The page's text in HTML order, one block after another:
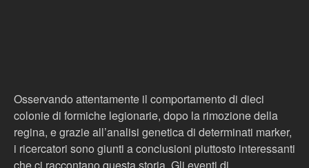
Osservando attentamente il comportamento di dieci
colonie di formiche legionarie, dopo la rimozione della
regina, e grazie all’analisi genetica di determinati marker,
i ricercatori sono giunti a conclusioni piuttosto interessanti